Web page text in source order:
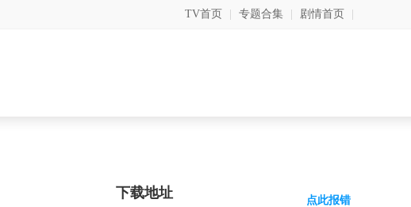
TV首页 专题合集 剧情首页
下载地址 点此报错